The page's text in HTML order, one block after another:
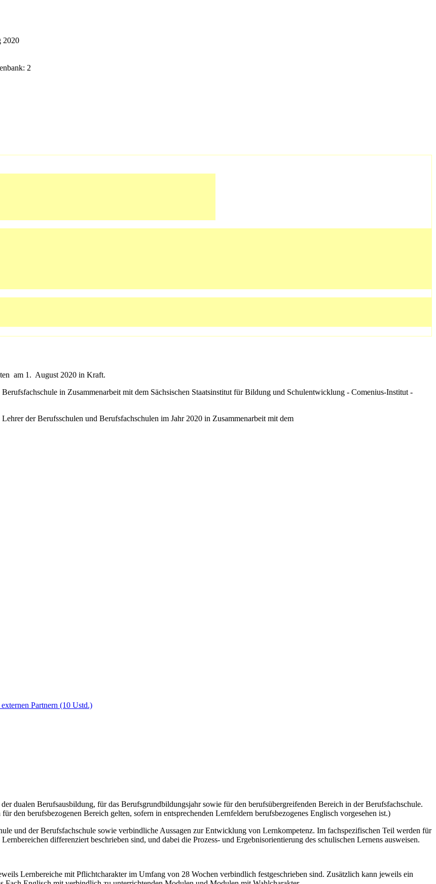
2020
2
am 1. August 2020 in Kraft.
in Zusammenarbeit mit dem Sächsischen Staatsinstitut für Bildung und Schulentwicklung - Comenius-Institut -
der Berufsschulen und Berufsfachschulen im Jahr 2020 in Zusammenarbeit mit dem
Partnern (10 Ustd.)
dualen Berufsausbildung, für das Berufsgrundbildungsjahr sowie für den berufsübergreifenden Bereich in der Berufsfachschule.
den berufsbezogenen Bereich gelten, sofern in entsprechenden Lernfeldern berufsbezogenes Englisch vorgesehen ist.)
und der Berufsfachschule sowie verbindliche Aussagen zur Entwicklung von Lernkompetenz. Im fachspezifischen Teil werden für
differenziert beschrieben sind, und dabei die Prozess- und Ergebnisorientierung des schulischen Lernens ausweisen.
Lernbereiche mit Pflichtcharakter im Umfang von 28 Wochen verbindlich festgeschrieben sind. Zusätzlich kann jeweils ein